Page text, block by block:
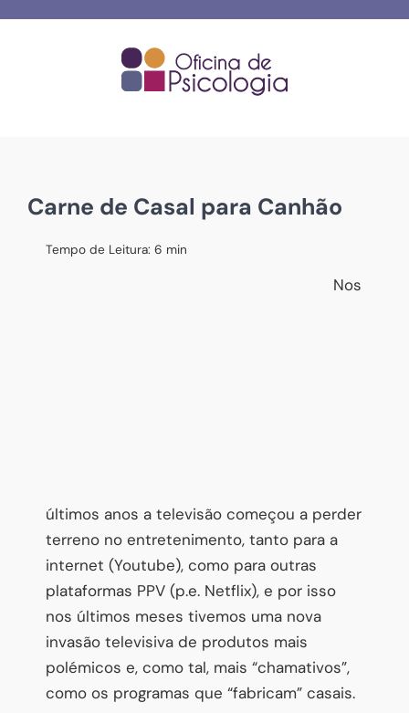
Carne de Casal para Canhão
Tempo de Leitura: 6 min
Nos
últimos anos a televisão começou a perder
terreno no entretenimento, tanto para a
internet (Youtube), como para outras
plataformas PPV (p.e. Netflix), e por isso
nos últimos meses tivemos uma nova
invasão televisiva de produtos mais
polémicos e, como tal, mais “chamativos”,
como os programas que “fabricam” casais.